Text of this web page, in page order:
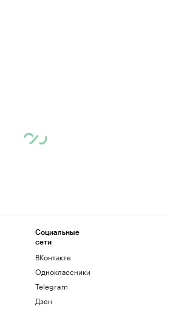
Социальные
сети
ВКонтакте
Одноклассники
Telegram
Дзен